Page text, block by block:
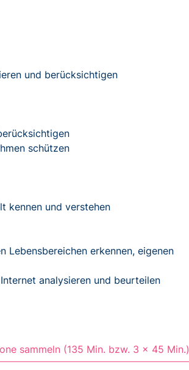
und berücksichtigen
schützen
kennen und verstehen
Lebensbereichen erkennen, eigenen
analysieren und beurteilen
sammeln (135 Min. bzw. 3 x 45 Min.)